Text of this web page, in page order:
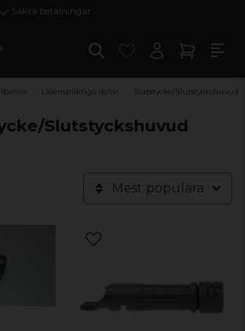
Säkra betalningar
Licenspliktiga delar Slutstycke/Slutstyckshuvud
Slutstyckshuvud
Mest populära